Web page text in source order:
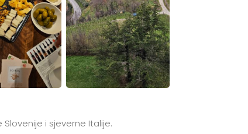
i sjeverne Italije.